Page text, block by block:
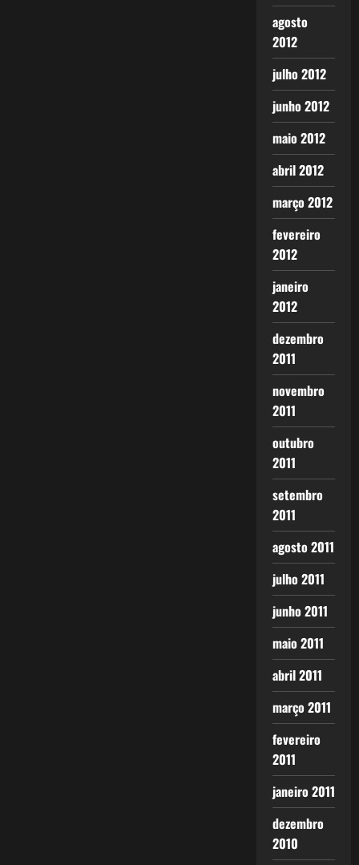
agosto
2012
julho 2012
junho 2012
maio 2012
abril 2012
março 2012
fevereiro
2012
janeiro
2012
dezembro
2011
novembro
2011
outubro
2011
setembro
2011
agosto 2011
julho 2011
junho 2011
maio 2011
abril 2011
março 2011
fevereiro
2011
janeiro 2011
dezembro
2010